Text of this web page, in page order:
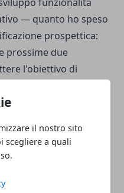
il nostro sito
scegliere a quali
— quanto ho speso
prospettica:
prossime due
l'obiettivo di
senso, con un
attuale e del
un "budget
visiva è